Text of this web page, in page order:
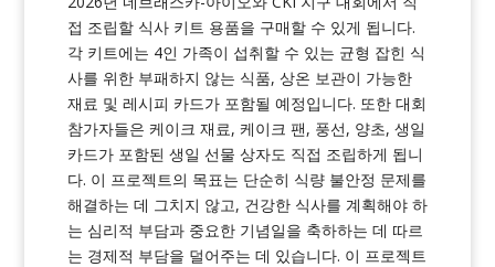
접 조립할 식사 키트 용품을 구매할 수 있게 됩니다.
각 키트에는 4인 가족이 섭취할 수 있는 균형 잡힌 식
사를 위한 부패하지 않는 식품, 상온 보관이 가능한
재료 및 레시피 카드가 포함될 예정입니다. 또한 대회
참가자들은 케이크 재료, 케이크 팬, 풍선, 양초, 생일
카드가 포함된 생일 선물 상자도 직접 조립하게 됩니
다. 이 프로젝트의 목표는 단순히 식량 불안정 문제를
해결하는 데 그치지 않고, 건강한 식사를 계획해야 하
는 심리적 부담과 중요한 기념일을 축하하는 데 따르
는 경제적 부담을 덜어주는 데 있습니다. 이 프로젝트